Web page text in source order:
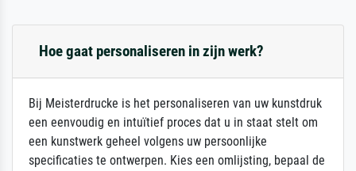
Hoe gaat personaliseren in zijn werk?
Bij Meisterdrucke is het personaliseren van uw kunstdruk
een eenvoudig en intuïtief proces dat u in staat stelt om
een kunstwerk geheel volgens uw persoonlijke
specificaties te ontwerpen. Kies een omlijsting, bepaal de